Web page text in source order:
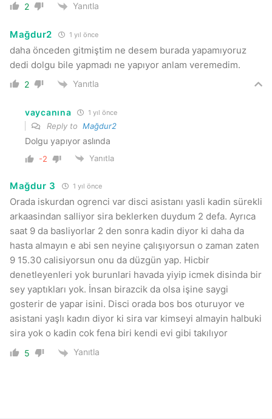
2 Yanıtla
Mağdur2 1 yıl önce
daha önceden gitmiştim ne desem burada yapamıyoruz
dedi dolgu bile yapmadı ne yapıyor anlam veremedim.
2 Yanıtla
vaycanına 1 yıl önce
Reply to Mağdur2
Dolgu yapıyor aslında
-2 Yanıtla
Mağdur 3 1 yıl önce
Orada iskurdan ogrenci var disci asistanı yasli kadin sürekli
arkaasindan salliyor sira beklerken duydum 2 defa. Ayrıca
saat 9 da basliyorlar 2 den sonra kadin diyor ki daha da
hasta almayın e abi sen neyine çalışıyorsun o zaman zaten
9 15.30 calisiyorsun onu da düzgün yap. Hicbir
denetleyenleri yok burunlari havada yiyip icmek disinda bir
sey yaptıkları yok. İnsan birazcik da olsa işine saygi
gosterir de yapar isini. Disci orada bos bos oturuyor ve
asistani yaşlı kadın diyor ki sira var kimseyi almayin halbuki
sira yok o kadin cok fena biri kendi evi gibi takılıyor
5 Yanıtla